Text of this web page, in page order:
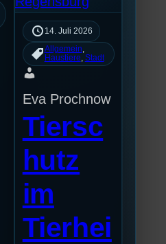
14. Juli 2026
Allgemein
Haustiere Stadt
Eva Prochnow
Tiersc
hutz
im
Tierhei